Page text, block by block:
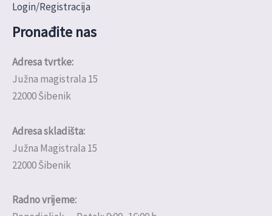
Login/Registracija
Pronađite nas
Adresa tvrtke:
Južna magistrala 15
22000 Šibenik
Adresa skladišta:
Južna Magistrala 15
22000 Šibenik
Radno vrijeme: